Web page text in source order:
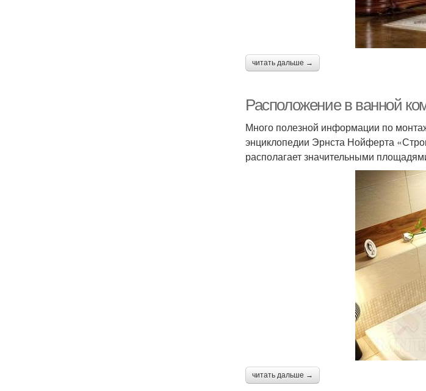
читать дальше →
Расположение в ванной
Много полезной информации по
энциклопедии Эрнста Нойферта
располагает значительными
читать дальше →